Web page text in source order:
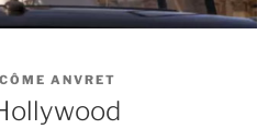
ANVRET